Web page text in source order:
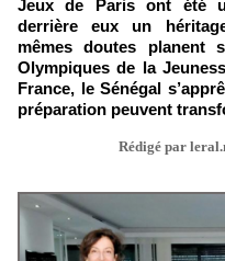
Jeux de Paris ont été
derrière eux un
mêmes doutes planent
Olympiques de la
France, le Sénégal
préparation peuvent
Rédigé par